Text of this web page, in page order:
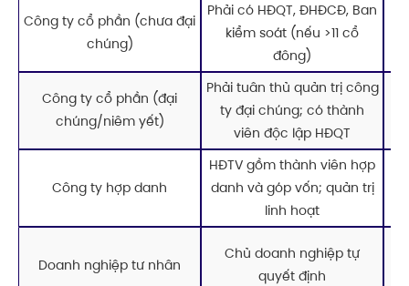
Công ty cổ phần (chưa đại
chúng)
Phải có HĐQT, ĐHĐCĐ, Ban
kiểm soát (nếu >11 cổ
đông)
Công ty cổ phần (đại
chúng/niêm yết)
Phải tuân thủ quản trị công
ty đại chúng; có thành
viên độc lập HĐQT
Công ty hợp danh
HĐTV gồm thành viên hợp
danh và góp vốn; quản trị
linh hoạt
Doanh nghiệp tư nhân
Chủ doanh nghiệp tự
quyết định